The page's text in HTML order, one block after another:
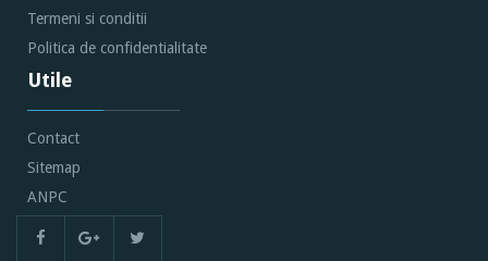
Termeni si conditii
Politica de confidentialitate
Utile
Contact
Sitemap
ANPC